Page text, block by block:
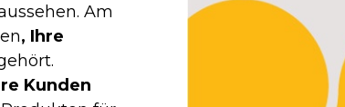
Am
, Ihre
Kunden